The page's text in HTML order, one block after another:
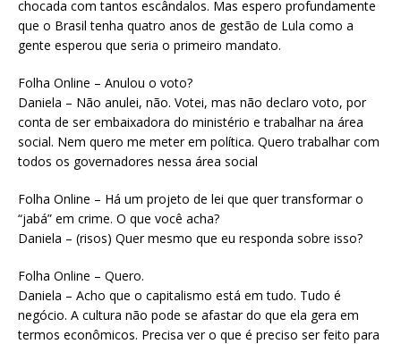
chocada com tantos escândalos. Mas espero profundamente
que o Brasil tenha quatro anos de gestão de Lula como a
gente esperou que seria o primeiro mandato.
Folha Online – Anulou o voto?
Daniela – Não anulei, não. Votei, mas não declaro voto, por
conta de ser embaixadora do ministério e trabalhar na área
social. Nem quero me meter em política. Quero trabalhar com
todos os governadores nessa área social
Folha Online – Há um projeto de lei que quer transformar o
“jabá” em crime. O que você acha?
Daniela – (risos) Quer mesmo que eu responda sobre isso?
Folha Online – Quero.
Daniela – Acho que o capitalismo está em tudo. Tudo é
negócio. A cultura não pode se afastar do que ela gera em
termos econômicos. Precisa ver o que é preciso ser feito para